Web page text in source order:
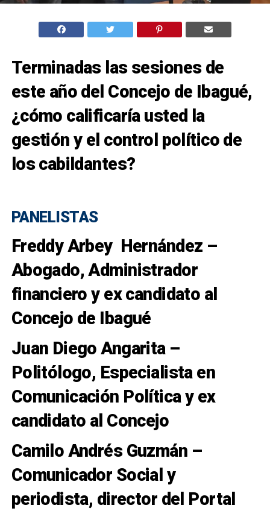
Terminadas las sesiones de
este año del Concejo de Ibagué,
¿cómo calificaría usted la
gestión y el control político de
los cabildantes?
PANELISTAS
Freddy Arbey Hernández –
Abogado, Administrador
financiero y ex candidato al
Concejo de Ibagué
Juan Diego Angarita –
Politólogo, Especialista en
Comunicación Política y ex
candidato al Concejo
Camilo Andrés Guzmán –
Comunicador Social y
periodista, director del Portal